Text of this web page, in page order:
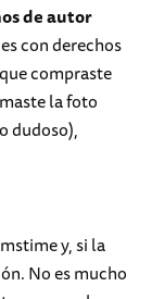
de autor
con derechos
compraste
la foto
dudoso),
y, si la
No es mucho